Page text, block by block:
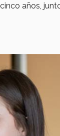
años,